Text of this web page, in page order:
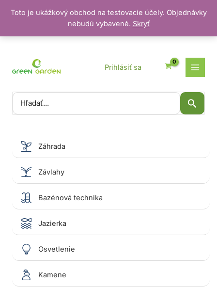
Toto je ukážkový obchod na testovacie účely. Objednávky
nebudú vybavené. Skryť
Vyhľadať:
Prihlásiť sa
Záhrada
Závlahy
Bazénová technika
Jazierka
Osvetlenie
Kamene